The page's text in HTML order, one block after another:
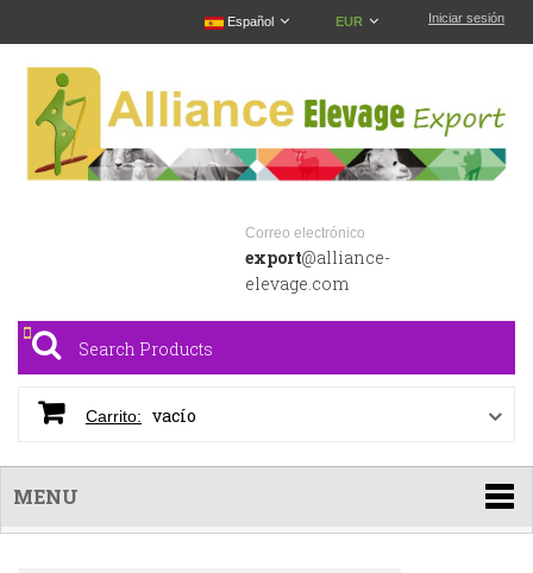
Iniciar sesión
EUR
Español
Correo electrónico
export@alliance-
elevage.com
Carrito: vacío
MENU